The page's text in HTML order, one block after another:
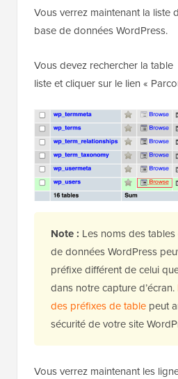
Vous verrez maintenant la liste
base de données WordPress.
Vous devez rechercher la table
liste et cliquer sur le lien «
Note : Les noms des
de données WordPress
préfixe différent de celui
dans notre capture d’écran.
des préfixes de table peut
sécurité de votre site
Vous verrez maintenant les